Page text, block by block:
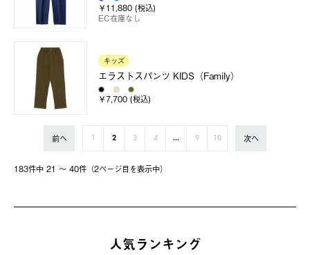
￥11,880 (税込)
EC在庫なし
キッズ
エラストスパンツ KIDS（Family）
￥7,700 (税込)
183件中 21 〜 40件（2ページ⽬を表⽰中）
前へ 2 3 4 ... 9 10 次へ
人気ランキング